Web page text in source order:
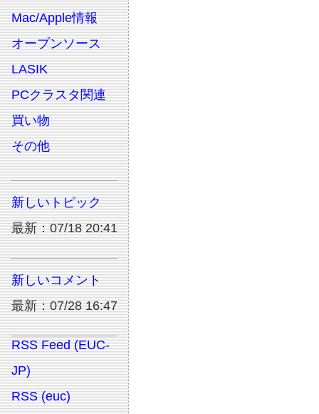
Mac/Apple情報
オープンソース
LASIK
PCクラスタ関連
買い物
その他
新しいトピック
最新：07/18 20:41
新しいコメント
最新：07/28 16:47
RSS Feed (EUC-
JP)
RSS (euc)